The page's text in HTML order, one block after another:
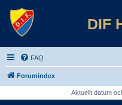
DIF
FAQ
Forumindex
Aktuellt datum